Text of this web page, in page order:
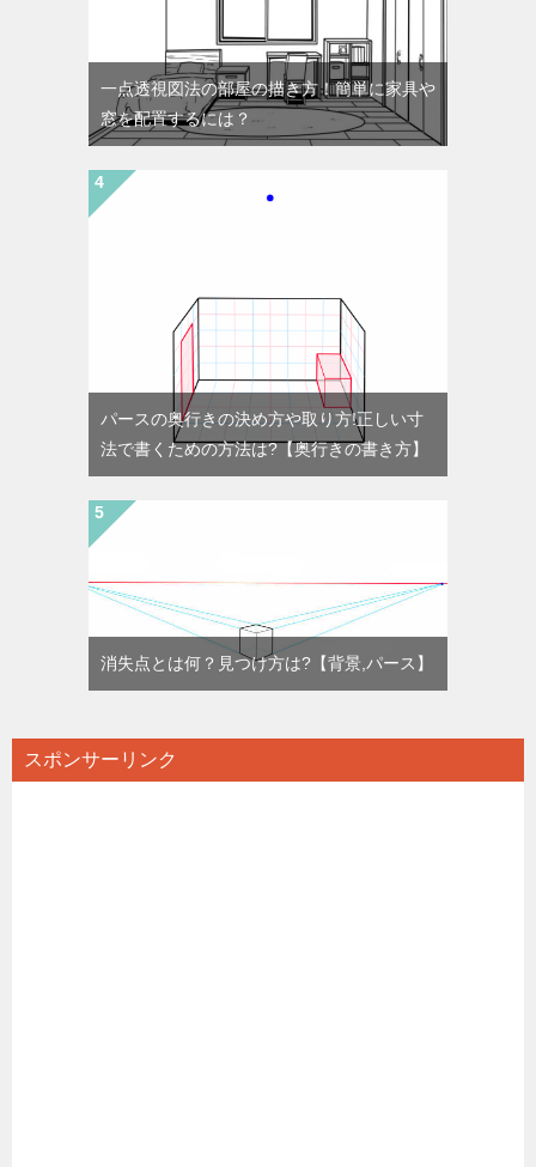
一点透視図法の部屋の描き方！簡単に家具や
窓を配置するには？
パースの奥行きの決め方や取り方!正しい寸
法で書くための方法は?【奥行きの書き方】
消失点とは何？見つけ方は?【背景,パース】
スポンサーリンク